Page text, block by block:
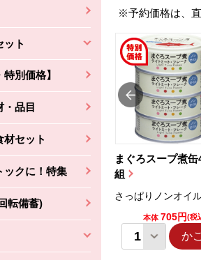
ット
特別価格】
・品目
材セット
ックに！特集
転備蓄)
※予約価格は、
まぐろスープ煮缶
組
さっぱりノンオイ
本体 705円(税
か
サミコ
本体2,160円 (税込2,333円)
かごへ